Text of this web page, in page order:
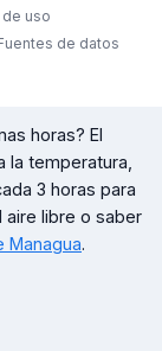
uso
de datos
horas? El
la temperatura,
3 horas para
aire libre o saber
Managua.